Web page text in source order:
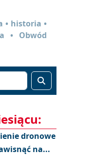
• historia •
• Obwód
dronowe
na...